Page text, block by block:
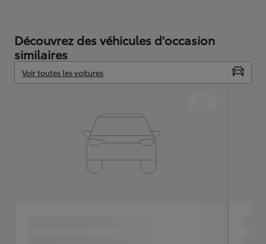
Découvrez des véhicules d'occasion
similaires
Voir toutes les voitures